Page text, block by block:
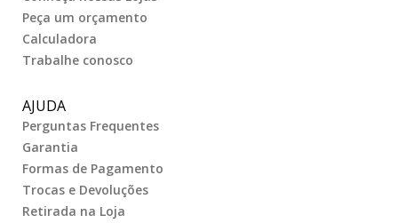
Peça um orçamento
Calculadora
Trabalhe conosco
AJUDA
Perguntas Frequentes
Garantia
Formas de Pagamento
Trocas e Devoluções
Retirada na Loja